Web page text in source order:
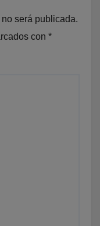
será publicada.
con *